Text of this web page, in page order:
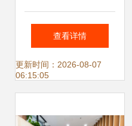
专业填充棉玩具球
工厂供应，打造多
查看详情
更新时间：2026-08-07
06:15:05